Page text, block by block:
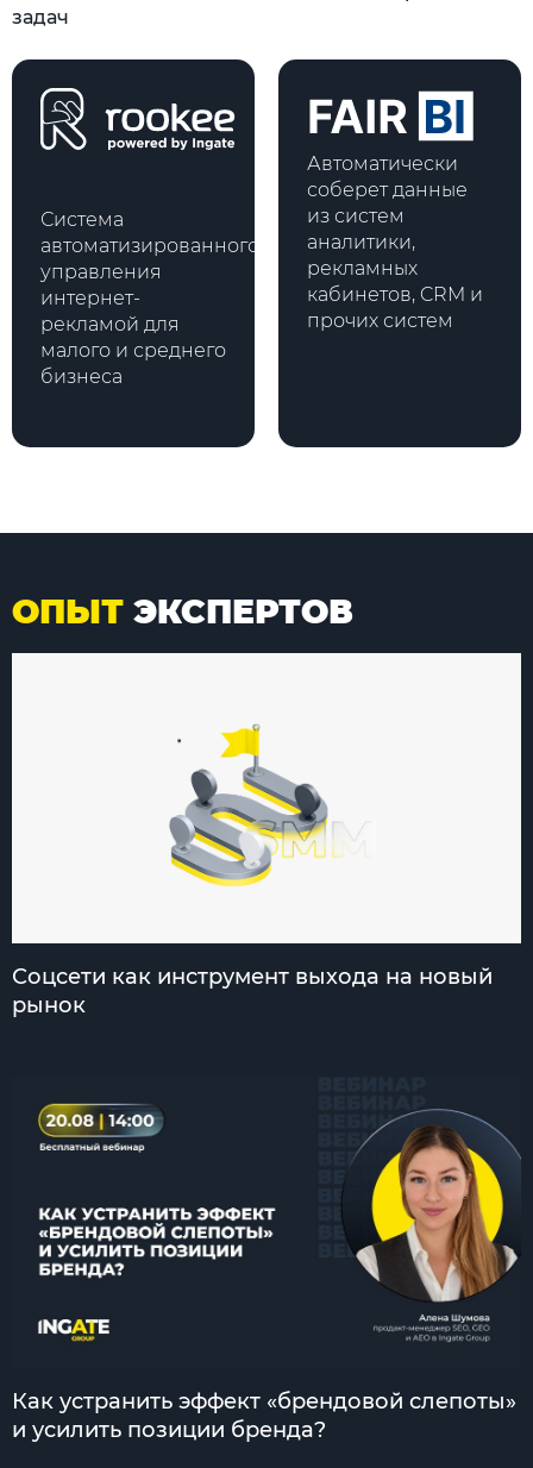
задач
Система
автоматизированного
управления
интернет-
рекламой для
малого и среднего
бизнеса
Автоматически
соберет данные
из систем
аналитики,
рекламных
кабинетов, CRM и
прочих систем
ОПЫТ ЭКСПЕРТОВ
Соцсети как инструмент выхода на новый
рынок
Как устранить эффект «брендовой слепоты»
и усилить позиции бренда?